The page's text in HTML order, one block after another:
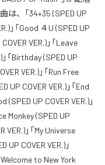
、「34+35 (SPED UP
」「Good ４U (SPED UP
VER.)」「Leave
「Birthday (SPED UP
VER.)」「Run Free
UP COVER VER.)」「End
(SPED UP COVER VER.)」
Monkey (SPED UP
VER.)」「My Universe
UP COVER VER.)」
Welcome to New York